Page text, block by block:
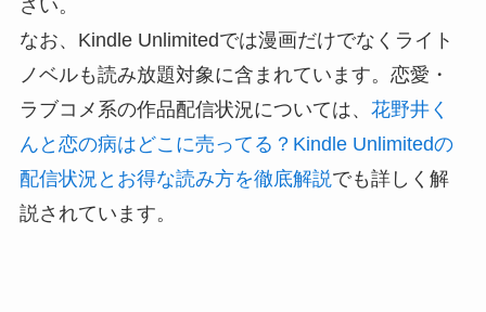
さい。
なお、Kindle Unlimitedでは漫画だけでなくライト
ノベルも読み放題対象に含まれています。恋愛・
ラブコメ系の作品配信状況については、 花野井く
んと恋の病はどこに売ってる？Kindle Unlimitedの
配信状況とお得な読み方を徹底解説でも詳しく解
説されています。